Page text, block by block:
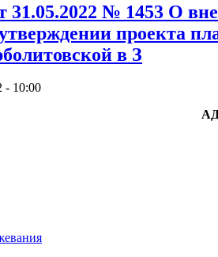
№ 1453 О
проекта
в З
- 10:00